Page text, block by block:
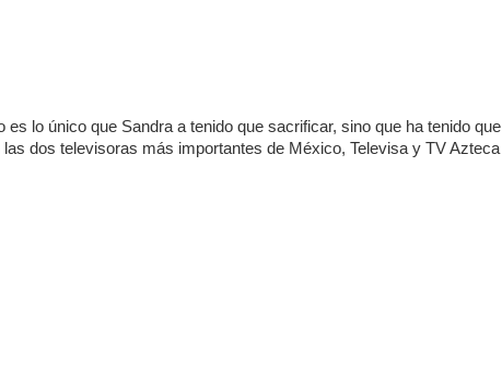
es lo único que Sandra a tenido que sacrificar, sino que ha tenido que
dos televisoras más importantes de México, Televisa y TV Azteca